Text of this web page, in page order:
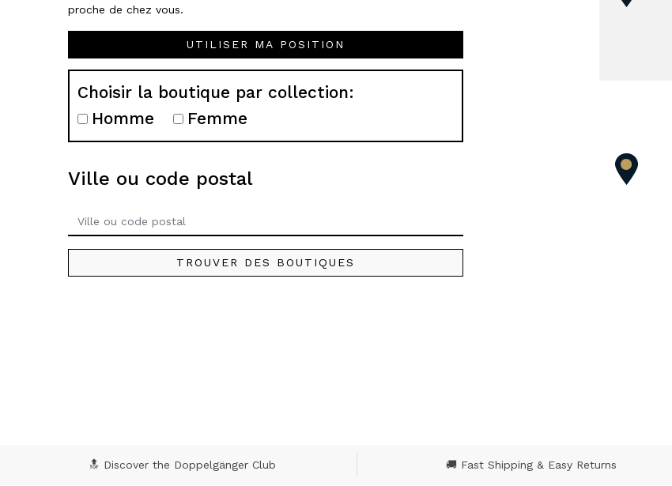
proche de chez vous.
UTILISER MA POSITION
Choisir la boutique par collection:
Homme
Femme
Ville ou code postal
TROUVER DES BOUTIQUES
🔝 Discover the Doppelgänger Club 🚚 Fast Shipping & Easy Returns